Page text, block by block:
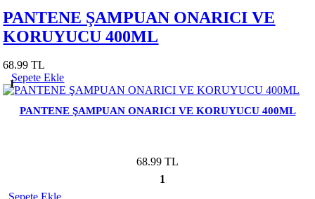
PANTENE ŞAMPUAN ONARICI VE
KORUYUCU 400ML
68.99 TL
1
Sepete Ekle
PANTENE ŞAMPUAN ONARICI VE KORUYUCU 400ML
68.99 TL
1
Sepete Ekle